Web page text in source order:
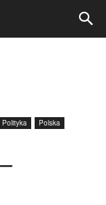
Polityka
Polska